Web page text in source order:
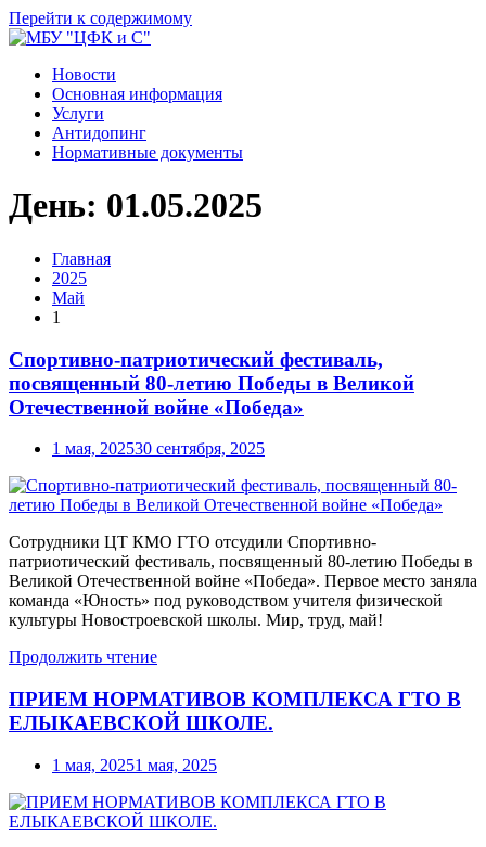
Перейти к содержимому
Новости
Основная информация
Услуги
Антидопинг
Нормативные документы
День: 01.05.2025
Главная
2025
Май
1
Спортивно-патриотический фестиваль,
посвященный 80-летию Победы в Великой
Отечественной войне «Победа»
1 мая, 202530 сентября, 2025
Сотрудники ЦТ КМО ГТО отсудили Спортивно-
патриотический фестиваль, посвященный 80-летию Победы в
Великой Отечественной войне «Победа». Первое место заняла
команда «Юность» под руководством учителя физической
культуры Новостроевской школы. Мир, труд, май!
Продолжить чтение
ПРИЕМ НОРМАТИВОВ КОМПЛЕКСА ГТО В
ЕЛЫКАЕВСКОЙ ШКОЛЕ.
1 мая, 20251 мая, 2025